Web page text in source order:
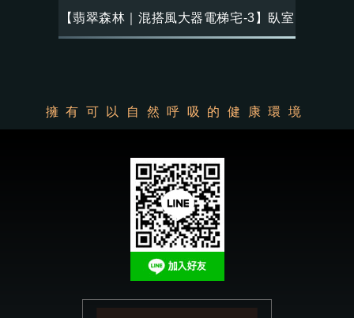
【翡翠森林｜混搭風大器電梯宅-3】臥室